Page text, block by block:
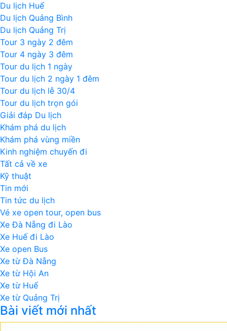
Du lịch Huế
Du lịch Quảng Bình
Du lịch Quảng Trị
Tour 3 ngày 2 đêm
Tour 4 ngày 3 đêm
Tour du lịch 1 ngày
Tour du lịch 2 ngày 1 đêm
Tour du lịch lễ 30/4
Tour du lịch trọn gói
Giải đáp Du lịch
Khám phá du lịch
Khám phá vùng miền
Kinh nghiệm chuyến đi
Tất cả về xe
Kỹ thuật
Tin mới
Tin tức du lịch
Vé xe open tour, open bus
Xe Đà Nẵng đi Lào
Xe Huế đi Lào
Xe open Bus
Xe từ Đà Nẵng
Xe từ Hội An
Xe từ Huế
Xe từ Quảng Trị
Bài viết mới nhất